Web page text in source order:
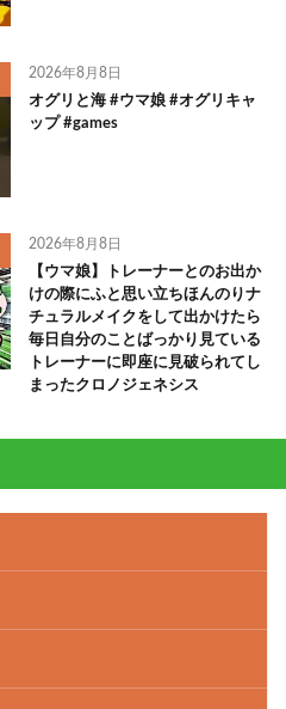
2026年8月8日
オグリと海 #ウマ娘 #オグリキャ
ップ #games
2026年8月8日
【ウマ娘】トレーナーとのお出か
けの際にふと思い立ちほんのりナ
チュラルメイクをして出かけたら
毎日自分のことばっかり見ている
トレーナーに即座に見破られてし
まったクロノジェネシス